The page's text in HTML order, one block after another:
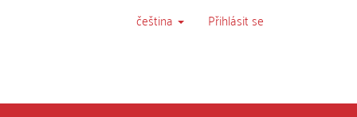
čeština Přihlásit se